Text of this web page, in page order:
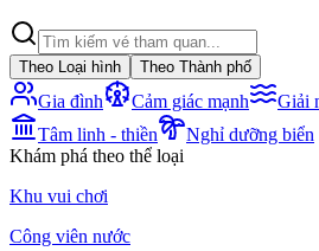
Theo Loại hình Theo Thành phố
Gia đình Cảm giác mạnh Giải
Tâm linh - thiền
Nghỉ dưỡng biển
Khám phá theo thể loại
Khu vui chơi
Công viên nước